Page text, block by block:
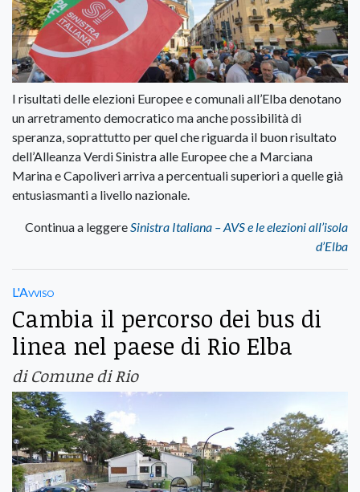
I risultati delle elezioni Europee e comunali all’Elba denotano
un arretramento democratico ma anche possibilità di
speranza, soprattutto per quel che riguarda il buon risultato
dell’Alleanza Verdi Sinistra alle Europee che a Marciana
Marina e Capoliveri arriva a percentuali superiori a quelle già
entusiasmanti a livello nazionale.
Continua a leggereSinistra Italiana – AVS e le elezioni all’isola
d’Elba
L'Avviso
Cambia il percorso dei bus di
linea nel paese di Rio Elba
di Comune di Rio